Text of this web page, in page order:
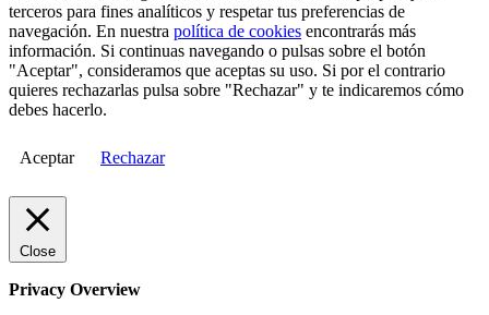
terceros para fines analíticos y respetar tus preferencias de
navegación. En nuestra política de cookies encontrarás más
información. Si continuas navegando o pulsas sobre el botón
"Aceptar", consideramos que aceptas su uso. Si por el contrario
quieres rechazarlas pulsa sobre "Rechazar" y te indicaremos cómo
debes hacerlo.
Aceptar Rechazar
Close
Privacy Overview